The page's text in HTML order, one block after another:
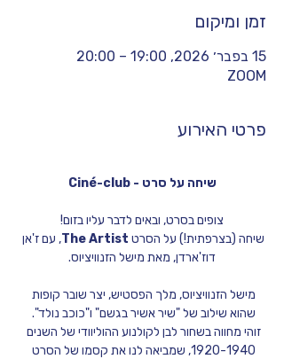
זמן ומיקום
15 בפבר׳ 2026, 19:00 – 20:00
ZOOM
פרטי האירוע
Ciné-club - שיחה על סרט
צופים בסרט, ובאים לדבר עליו בזום!
שיחה (בצרפתית!) על הסרט The Artist, עם ז'אן
דוז'ארדן, מאת מישל הזנוויציוס.
מישל הזנוויציוס, מלך הפסטיש, יצר שובר קופות
שהוא שילוב של "שיר אשיר בגשם" ו"כוכב נולד".
זוהי מחווה בשחור לבן לקולנוע ההוליוודי של השנים
1920-1940, שמביאה לנו את קסמו של הסרט